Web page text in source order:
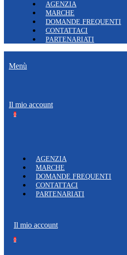
AGENZIA
MARCHE
DOMANDE FREQUENTI
CONTATTACI
PARTENARIATI
Menù
Il mio account
0
AGENZIA
MARCHE
DOMANDE FREQUENTI
CONTATTACI
PARTENARIATI
Il mio account
0